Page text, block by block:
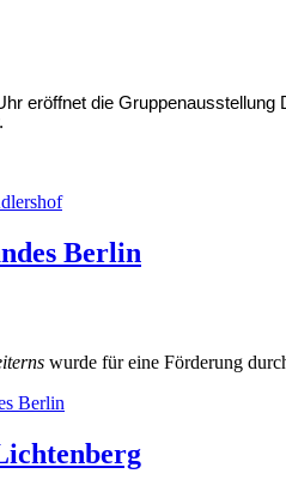
eröffnet die
Berlin
wurde für eine Förderung
Berlin